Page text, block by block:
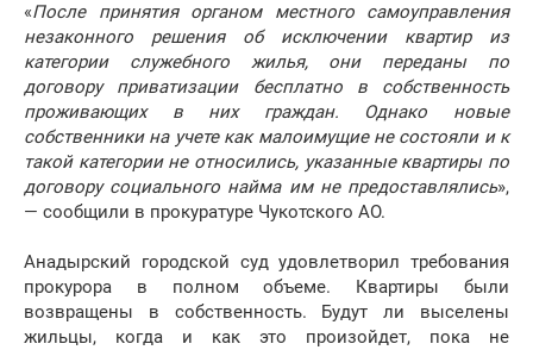
«После принятия органом местного самоуправления
незаконного решения об исключении квартир из
категории служебного жилья, они переданы по
договору приватизации бесплатно в собственность
проживающих в них граждан. Однако новые
собственники на учете как малоимущие не состояли и к
такой категории не относились, указанные квартиры по
договору социального найма им не предоставлялись»,
— сообщили в прокуратуре Чукотского АО.
Анадырский городской суд удовлетворил требования
прокурора в полном объеме. Квартиры были
возвращены в собственность. Будут ли выселены
жильцы, когда и как это произойдет, пока не